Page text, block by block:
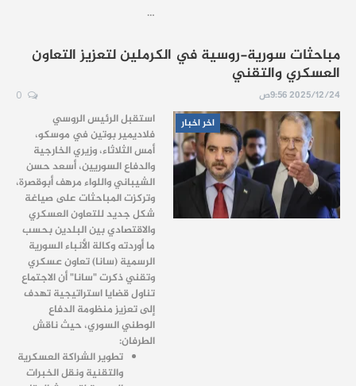
…
مباحثات سورية-روسية في الكرملين لتعزيز التعاون
العسكري والتقني
2025/12/24 9:56ص
اخر اخبار
استقبل الرئيس الروسي
فلاديمير بوتين في موسكو،
أمس الثلاثاء، وزيري الخارجية
والدفاع السوريين، أسعد حسن
الشيباني واللواء مرهف أبوقصرة،
وتركزت المباحثات على صياغة
شكل جديد للتعاون العسكري
والاقتصادي بين البلدين بحسب
ما أوردته وكالة الأنباء السورية
الرسمية (سانا) تعاون عسكري
وتقني ذكرت "سانا" أن الاجتماع
تناول قضايا استراتيجية تهدف
إلى تعزيز منظومة الدفاع
الوطني السوري، حيث ناقش
الطرفان:
تطوير الشراكة العسكرية
والتقنية ونقل الخبرات